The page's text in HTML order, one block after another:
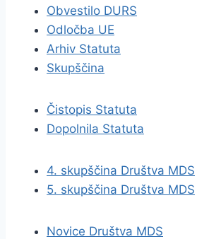
Obvestilo DURS
Odločba UE
Arhiv Statuta
Skupščina
Čistopis Statuta
Dopolnila Statuta
4. skupščina Društva MDS
5. skupščina Društva MDS
Novice Društva MDS